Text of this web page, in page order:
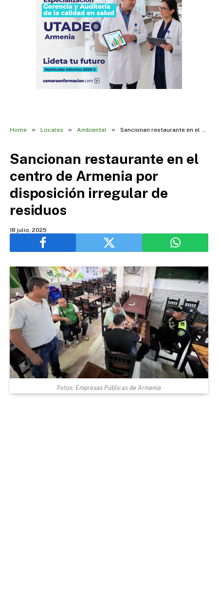
Home » Locales » Ambiental » Sancionan restaurante en el centro de Armenia por disposición irregular de residuos
Sancionan restaurante en el
centro de Armenia por
disposición irregular de
residuos
18 julio, 2025
Fotos: Empresas Públicas de Armenia